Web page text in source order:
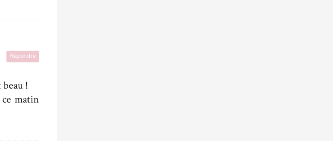
Répondre
beau !
ce matin